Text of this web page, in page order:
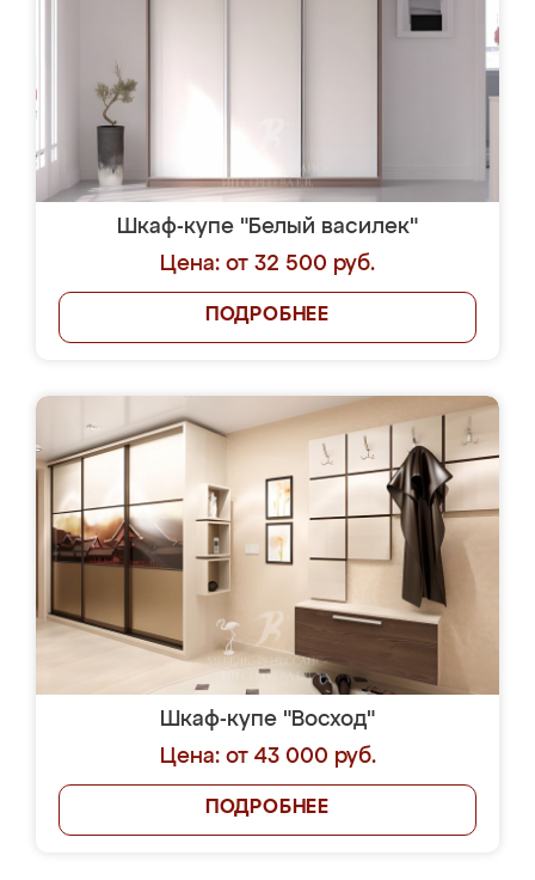
Шкаф-купе "Белый василек"
Цена: от 32 500 руб.
ПОДРОБНЕЕ
Шкаф-купе "Восход"
Цена: от 43 000 руб.
ПОДРОБНЕЕ